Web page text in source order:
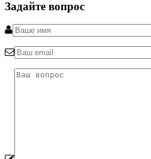
Задайте вопрос